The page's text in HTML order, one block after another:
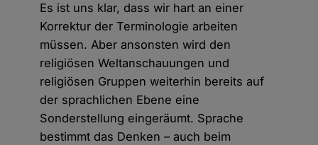
Es ist uns klar, dass wir hart an einer
Korrektur der Terminologie arbeiten
müssen. Aber ansonsten wird den
religiösen Weltanschauungen und
religiösen Gruppen weiterhin bereits auf
der sprachlichen Ebene eine
Sonderstellung eingeräumt. Sprache
bestimmt das Denken – auch beim